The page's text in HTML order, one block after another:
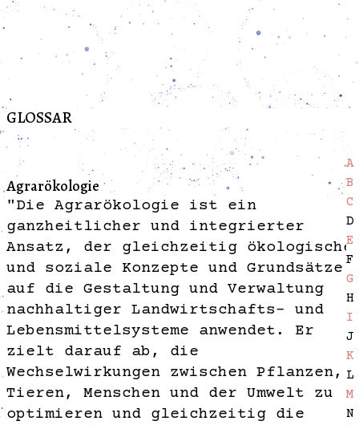
Dienstag – Freitag: 15 – 19 Uhr und Samstag –
GLOSSAR
Agrarökologie
"Die Agrarökologie ist ein
ganzheitlicher und integrierter
Ansatz, der gleichzeitig ökologische
und soziale Konzepte und Grundsätze
auf die Gestaltung und Verwaltung
nachhaltiger Landwirtschafts- und
Lebensmittelsysteme anwendet. Er
zielt darauf ab, die
Wechselwirkungen zwischen Pflanzen,
Tieren, Menschen und der Umwelt zu
optimieren und gleichzeitig die
A
B
C
D
E
F
G
H
I
J
K
L
M
N